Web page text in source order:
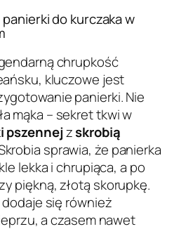
do kurczaka w
chrupkość
kluczowe jest
panierki. Nie
mąka – sekret tkwi w
pszennejzskrobią
sprawia, że panierka
lekka i chrupiąca, a po
piękną, złotą skorupkę.
się również
a czasem nawet